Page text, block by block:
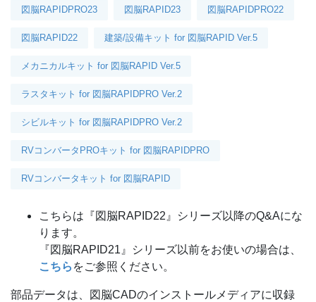
図脳RAPIDPRO23 図脳RAPID23 図脳RAPIDPRO22
図脳RAPID22 建築/設備キット for 図脳RAPID Ver.5
メカニカルキット for 図脳RAPID Ver.5
ラスタキット for 図脳RAPIDPRO Ver.2
シビルキット for 図脳RAPIDPRO Ver.2
RVコンバータPROキット for 図脳RAPIDPRO
RVコンバータキット for 図脳RAPID
こちらは『図脳RAPID22』シリーズ以降のQ&Aにな
ります。
『図脳RAPID21』シリーズ以前をお使いの場合は、
こちら をご参照ください。
部品データは、図脳CADのインストールメディアに収録